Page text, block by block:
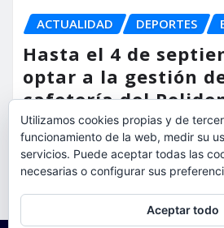
ACTUALIDAD DEPORTES
Hasta el 4 de
optar a la gestión
cafetería del
Anabel Medina de
torrent al dia Ago 6,
Utilizamos cookies propias y de
funcionamiento de la web, medir su
servicios. Puede aceptar todas las
necesarias o configurar sus
Aceptar todo